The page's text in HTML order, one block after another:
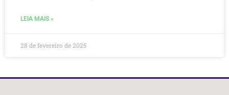
LEIA MAIS »
28 de fevereiro de 2025